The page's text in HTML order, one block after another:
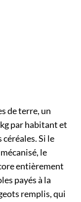
de terre, un
par habitant et
Si le
le
entièrement
payés à la
remplis, qui